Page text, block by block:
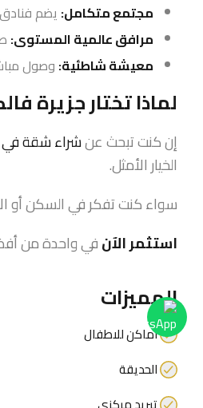
مجتمع متكامل: يضم
مرافق عالمية المستوى:
معيشة شاطئية: وصول
لماذا تختار جزيرة
إن كنت تبحث عنشراء شقة
الخيار الأمثل.
سواء كنت تفكر في السكن أو
استثمر الآنفي واحدة من
المميزات
أماكن للاطفال
الحديقة